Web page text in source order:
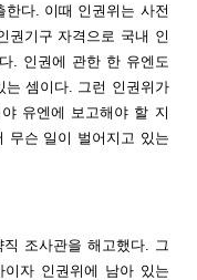
한다. 이때 인권위는 사전
권기구 자격으로 국내 인
. 인권에 관한 한 유엔도
는 셈이다. 그런 인권위가
유엔에 보고해야 할 지
무슨 일이 벌어지고 있는
조사관을 해고했다. 그
자 인권위에 남아 있는